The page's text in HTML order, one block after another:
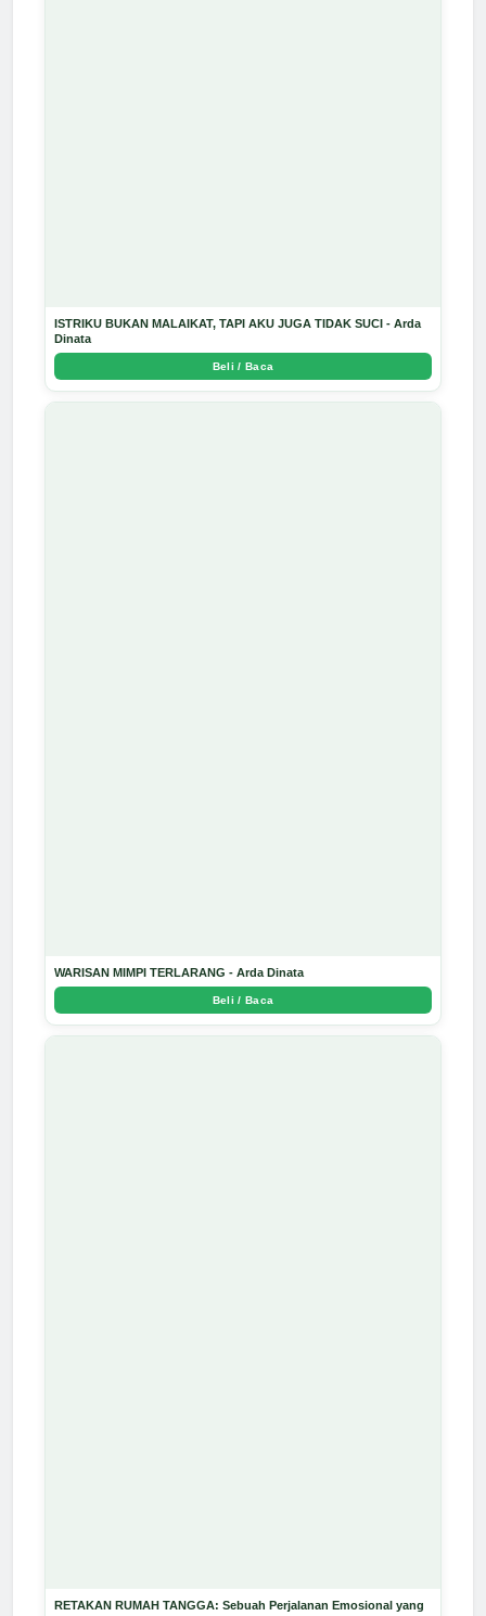
ISTRIKU BUKAN MALAIKAT, TAPI AKU JUGA TIDAK SUCI - Arda
Dinata
Beli / Baca
WARISAN MIMPI TERLARANG - Arda Dinata
Beli / Baca
RETAKAN RUMAH TANGGA: Sebuah Perjalanan Emosional yang